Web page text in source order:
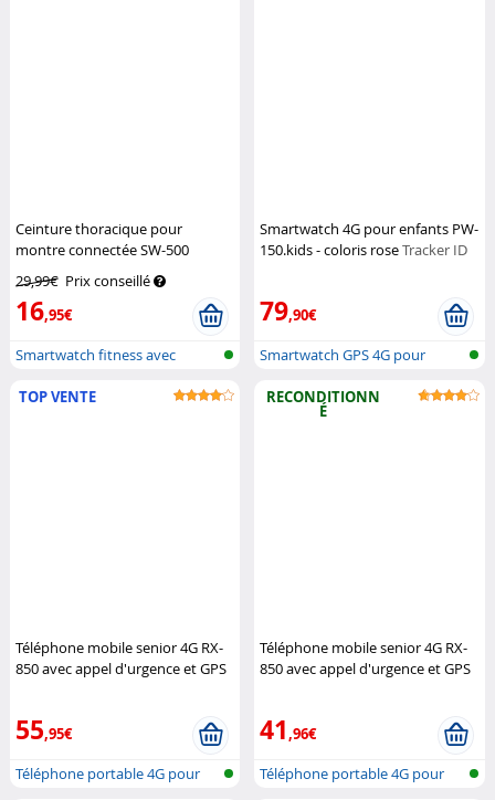
Ceinture thoracique pour
montre connectée SW-500
29,99€ Prix conseillé
16,95€
Smartwatch fitness avec
Smartwatch 4G pour enfants PW-
150.kids - coloris roseTracker ID
79,90€
Smartwatch GPS 4G pour
TOP VENTE
Téléphone mobile senior 4G RX-
850 avec appel d'urgence et GPS
55,95€
Téléphone portable 4G pour
RECONDITIONN
É
Téléphone mobile senior 4G RX-
850 avec appel d'urgence et GPS
41,96€
Téléphone portable 4G pour